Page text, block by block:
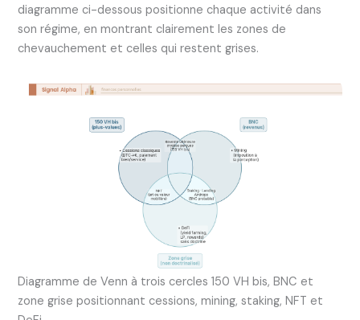
diagramme ci-dessous positionne chaque activité dans
son régime, en montrant clairement les zones de
chevauchement et celles qui restent grises.
Diagramme de Venn à trois cercles 150 VH bis, BNC et
zone grise positionnant cessions, mining, staking, NFT et